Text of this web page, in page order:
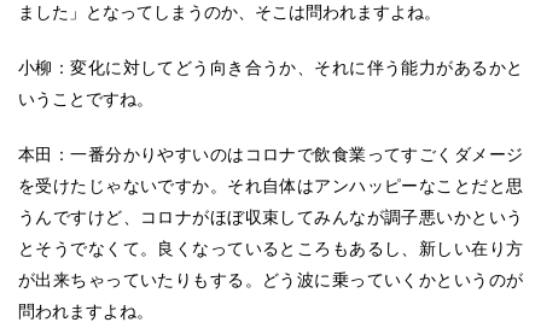
ました」となってしまうのか、そこは問われますよね。
小柳：変化に対してどう向き合うか、それに伴う能力があるかと
いうことですね。
本田：一番分かりやすいのはコロナで飲食業ってすごくダメージ
を受けたじゃないですか。それ自体はアンハッピーなことだと思
うんですけど、コロナがほぼ収束してみんなが調子悪いかという
とそうでなくて。良くなっているところもあるし、新しい在り方
が出来ちゃっていたりもする。どう波に乗っていくかというのが
問われますよね。